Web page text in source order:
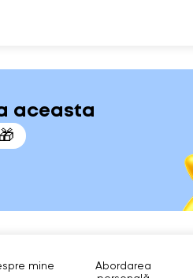
aceasta
mine
Abordarea